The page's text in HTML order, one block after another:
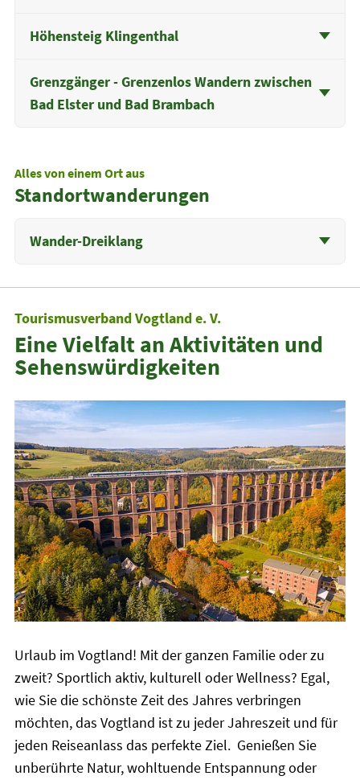
Höhensteig Klingenthal
Grenzgänger - Grenzenlos Wandern zwischen
Bad Elster und Bad Brambach
Alles von einem Ort aus
Standortwanderungen
Wander-Dreiklang
Tourismusverband Vogtland e. V.
Eine Vielfalt an Aktivitäten und
Sehenswürdigkeiten
Urlaub im Vogtland! Mit der ganzen Familie oder zu
zweit? Sportlich aktiv, kulturell oder Wellness? Egal,
wie Sie die schönste Zeit des Jahres verbringen
möchten, das Vogtland ist zu jeder Jahreszeit und für
jeden Reiseanlass das perfekte Ziel. Genießen Sie
unberührte Natur, wohltuende Entspannung oder